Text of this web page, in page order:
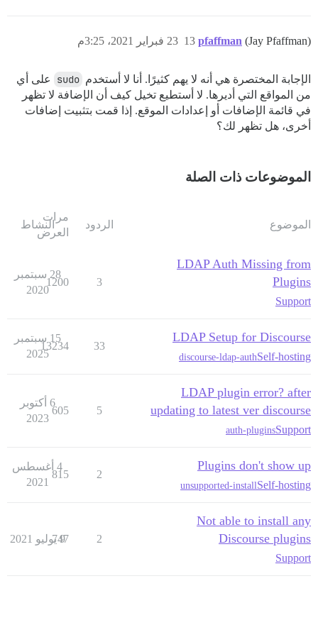
pfaffman (Jay Pfaffman) 23 فبراير 2021، 3:25م 13
الإجابة المختصرة هي أنه لا يهم كثيرًا. أنا لا أستخدم sudo
على أي
من المواقع التي أديرها. لا أستطيع تخيل كيف أن الإضافة لا تظهر
في قائمة الإضافات أو إعدادات الموقع. إذا قمت بتثبيت إضافات
أخرى، هل تظهر لك؟
الموضوعات ذات الصلة
الموضوع الردود
مرات
العرض
النشاط
LDAP Auth Missing from
Plugins
Support
3
1200
28 سبتمبر
2020
LDAP Setup for Discourse
Self-hosting
discourse-ldap-auth
33
13234
15 سبتمبر
2025
LDAP plugin error? after
updating to latest ver discourse
Support
auth-plugins
5
605
6 أكتوبر
2023
Plugins don't show up
Self-hosting
unsupported-install
2
815
4 أغسطس
2021
Not able to install any
Discourse plugins
Support
2
747
9 يوليو 2021